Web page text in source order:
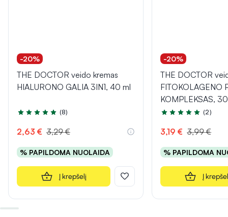
-20%
THE DOCTOR veido kremas
HIALURONO GALIA 3IN1, 40 ml
Įvertinimas 5.0 iš 5
(8)
2,63 € 3,29 €
% PAPILDOMA NUOLAIDA
Į krepšelį
-20%
THE DOCTOR
FITOKOLAGENO
KOMPLEKSAS,
Įvertinimas 5.0 iš 5
(2)
3,19 € 3,99 €
% PAPILDOMA
Į